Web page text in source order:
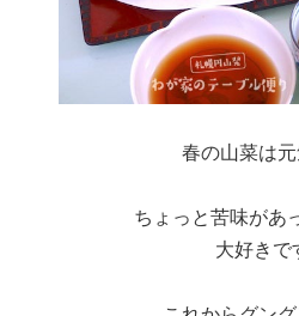
春の山菜は
ちょっと苦味があ
大好きで